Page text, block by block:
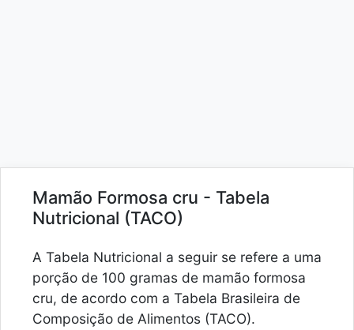
Mamão Formosa cru - Tabela
Nutricional (TACO)
A Tabela Nutricional a seguir se refere a uma
porção de 100 gramas de mamão formosa
cru, de acordo com a Tabela Brasileira de
Composição de Alimentos (TACO).